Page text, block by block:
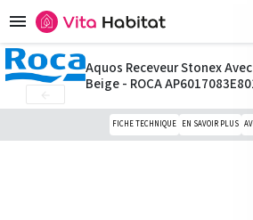

Aquos Receveur Stonex
Beige - ROCA
FICHE TECHNIQUE EN SAVOIR PLUS